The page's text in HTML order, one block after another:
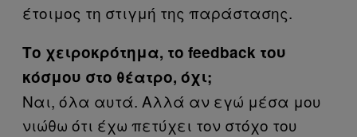
έτοιμος τη στιγμή της παράστασης.
Το χειροκρότημα, το feedback του
κόσμου στο θέατρο, όχι;
Ναι, όλα αυτά. Αλλά αν εγώ μέσα μου
νιώθω ότι έχω πετύχει τον στόχο του